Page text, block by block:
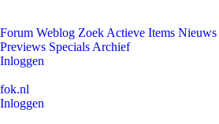
Forum Weblog Zoek Actieve Items Nieuws
Previews Specials Archief
Inloggen
fok.nl
Inloggen